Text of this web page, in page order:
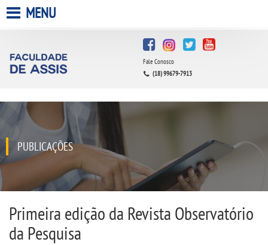
A FACULDADE
QUEM SOMOS
INFRAESTRUTURA
BIBLIOTECA
CPA
MENU
Fale Conosco
(18) 99679-7913
PUBLICAÇÕES
Primeira edição da Revista Observatório
da Pesquisa